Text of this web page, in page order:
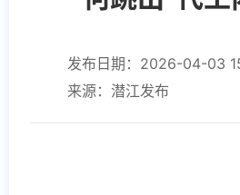
发布日期：2026-04-03
来源：潜江发布